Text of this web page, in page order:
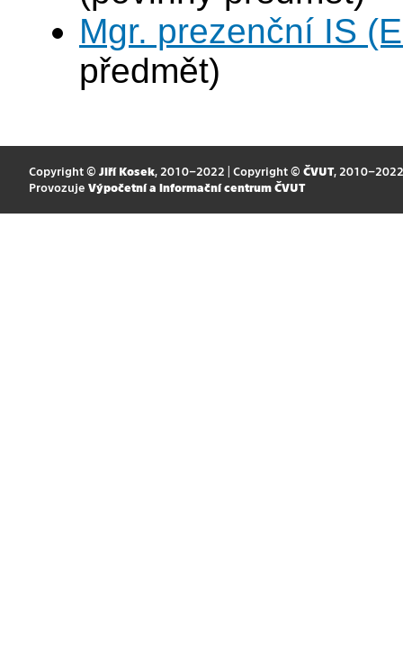
Mgr. prezenční IS
předmět)
Copyright © Jiří Kosek, 2010–2022 | Copyright © ČVUT, 2010–2022
Provozuje Výpočetní a informační centrum ČVUT